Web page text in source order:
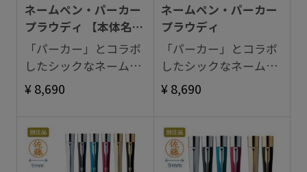
ネームペン・パーカー
プラウディ 【本体名入
れ】
「パーカー」とコラボ
したシックなネームペ
ン。
¥ 8,690
ネームペン・パーカー
プラウディ
「パーカー」とコラボ
したシックなネームペ
ン。
¥ 8,690